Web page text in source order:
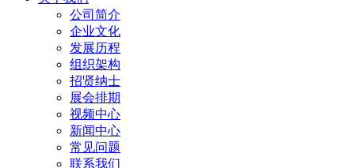
公司简介
企业文化
发展历程
组织架构
招贤纳士
展会排期
视频中心
新闻中心
常见问题
联系我们